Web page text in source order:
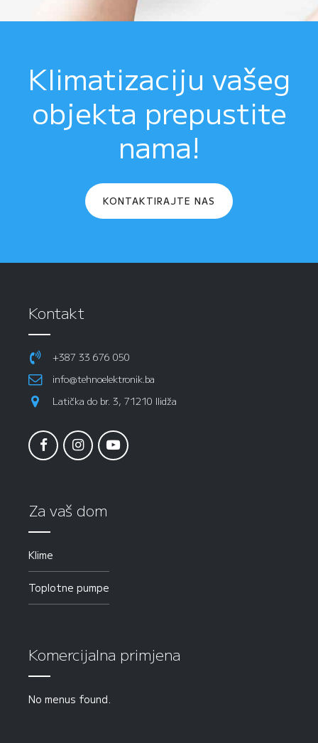
Klimatizaciju vašeg
objekta prepustite
nama!
KONTAKTIRAJTE NAS
Kontakt
+387 33 676 050
info@tehnoelektronik.ba
Latička do br. 3, 71210 Ilidža
Za vaš dom
Klime
Toplotne pumpe
Komercijalna primjena
No menus found.